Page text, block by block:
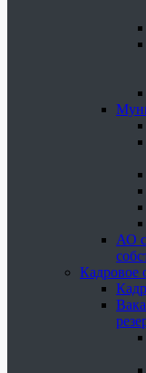
АО
Кадровое